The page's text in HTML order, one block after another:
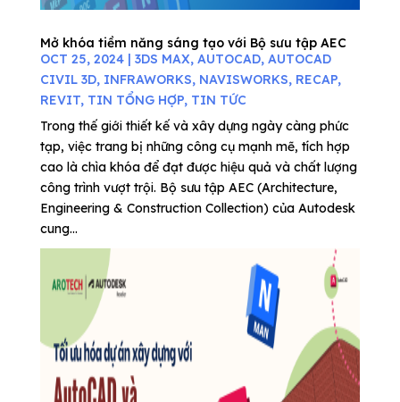
Mở khóa tiềm năng sáng tạo với Bộ sưu tập AEC
OCT 25, 2024| 3DS MAX, AUTOCAD, AUTOCAD
CIVIL 3D, INFRAWORKS, NAVISWORKS, RECAP,
REVIT, TIN TỔNG HỢP, TIN TỨC
Trong thế giới thiết kế và xây dựng ngày càng phức
tạp, việc trang bị những công cụ mạnh mẽ, tích hợp
cao là chìa khóa để đạt được hiệu quả và chất lượng
công trình vượt trội. Bộ sưu tập AEC (Architecture,
Engineering & Construction Collection) của Autodesk
cung...